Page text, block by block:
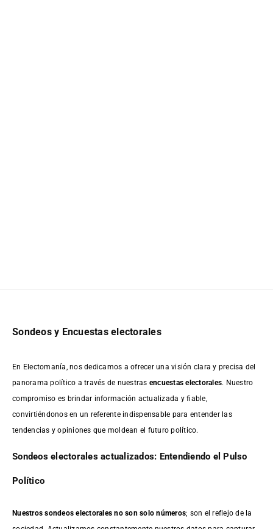
Sondeos y Encuestas electorales
En Electomanía, nos dedicamos a ofrecer una visión clara y precisa del
panorama político a través de nuestras encuestas electorales. Nuestro
compromiso es brindar información actualizada y fiable,
convirtiéndonos en un referente indispensable para entender las
tendencias y opiniones que moldean el futuro político.
Sondeos electorales actualizados: Entendiendo el Pulso
Político
Nuestros sondeos electorales no son solo números; son el reflejo de la